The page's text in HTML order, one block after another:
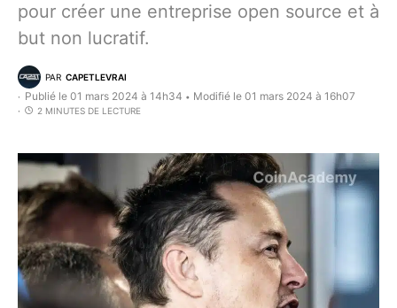
pour créer une entreprise open source et à
but non lucratif.
PAR CAPETLEVRAI
Publié le 01 mars 2024 à 14h34 • Modifié le 01 mars 2024 à 16h07
2 MINUTES DE LECTURE